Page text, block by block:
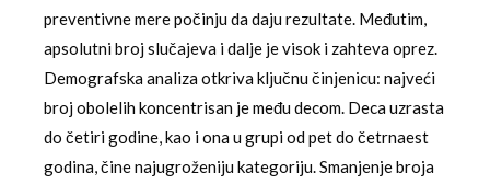
preventivne mere počinju da daju rezultate. Međutim,
apsolutni broj slučajeva i dalje je visok i zahteva oprez.
Demografska analiza otkriva ključnu činjenicu: najveći
broj obolelih koncentrisan je među decom. Deca uzrasta
do četiri godine, kao i ona u grupi od pet do četrnaest
godina, čine najugroženiju kategoriju. Smanjenje broja